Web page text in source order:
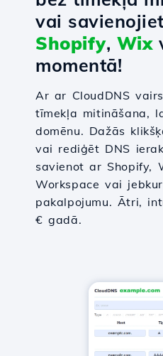
vai
Shopify, Wix
momentā!
Ar ar CloudDNS
tīmekļa mitināšana,
domēnu. Dažās
vai rediģēt DNS
savienot ar Shopify,
Workspace vai
pakalpojumu. Ātri,
€ gadā.